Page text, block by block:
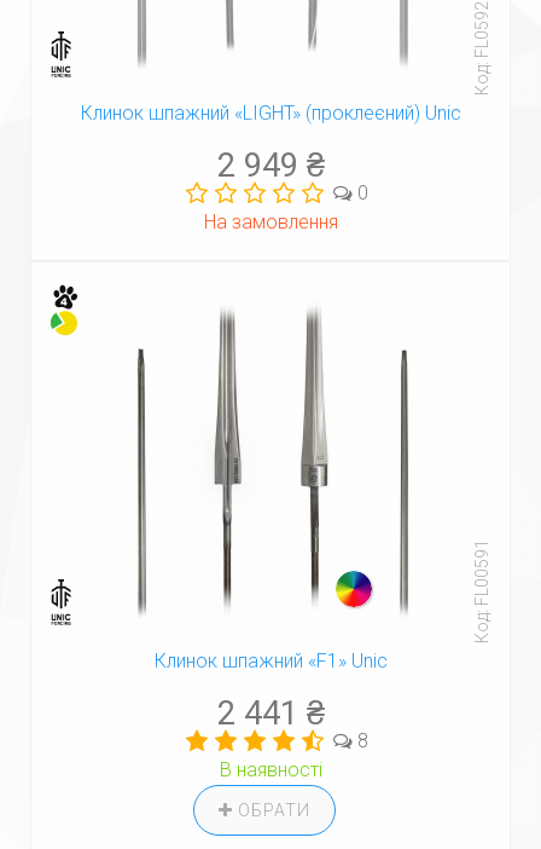
Код: FL0592
Клинок шпажний «LIGHT» (проклеєний) Unic
2 949 ₴
0
На замовлення
Код: FL00591
Клинок шпажний «F1» Unic
2 441 ₴
8
В наявності
ОБРАТИ